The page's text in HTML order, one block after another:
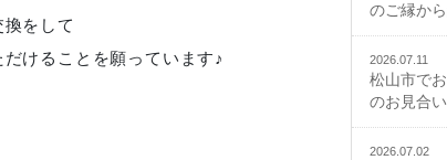
をして
けることを願っています♪
のご縁か
2026.07.11
松山市で
のお見合
2026.07.02